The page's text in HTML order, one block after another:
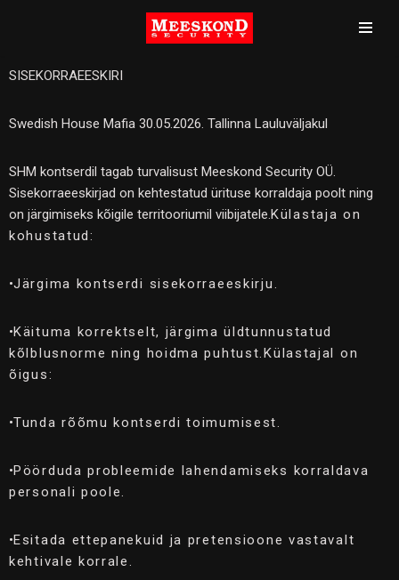
to
SISEKORRAEESKIRI
Swedish House Mafia 30.05.2026. Tallinna Lauluväljakul
SHM kontserdil tagab turvalisust Meeskond Security OÜ.
Sisekorraeeskirjad on kehtestatud ürituse korraldaja poolt ning
on järgimiseks kõigile territooriumil viibijatele.Külastaja on
kohustatud:
•Järgima kontserdi sisekorraeeskirju.
•Käituma korrektselt, järgima üldtunnustatud
kõlblusnorme ning hoidma puhtust.Külastajal on
õigus:
•Tunda rõõmu kontserdi toimumisest.
•Pöörduda probleemide lahendamiseks korraldava
personali poole.
•Esitada ettepanekuid ja pretensioone vastavalt
kehtivale korrale.